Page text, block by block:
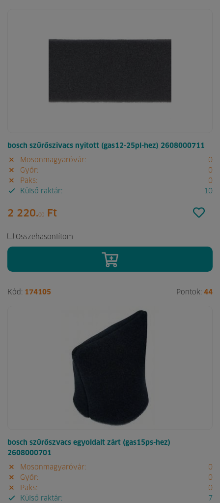
bosch szűrőszivacs nyitott (gas12-25pl-hez) 2608000711
Mosonmagyaróvár:
0
Győr:
0
Paks:
0
Külső raktár:
10
2 220.00 Ft
Összehasonlítom
Kód: 174105 Pontok: 44
bosch szűrőszvacs egyoldalt zárt (gas15ps-hez)
2608000701
Mosonmagyaróvár:
0
Győr:
0
Paks:
0
Külső raktár:
7